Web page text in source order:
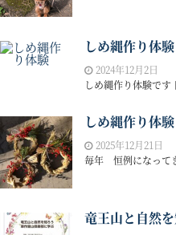
しめ縄作り体験
2024年12月2日
しめ縄作り体験で
しめ縄作り体験
2025年12月21日
毎年 恒例になって
竜王山と自然